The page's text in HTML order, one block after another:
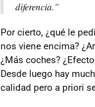
diferencia.”
Por cierto, ¿qué le
nos viene encima?
¿Más coches?
Desde luego hay
calidad pero a priori